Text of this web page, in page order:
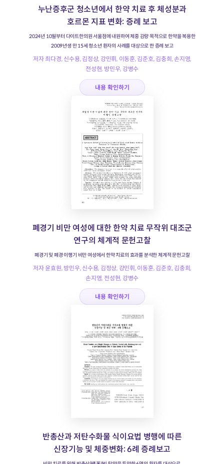
누난증후군 청소년에서 한약 치료 후 체성분과
호르몬 지표 변화: 증례 보고
2024년 10월부터 다이트한의원 서울점에 내원하여 체중 감량 목적으로 한약을 복용한
2009년생 만 15세 청소년 환자의 사례를 대상으로 한 증례 보고
저자 최다경, 신수용, 김정상, 강민휘, 이동훈, 김준호, 김충희, 손지영,
전성현, 방민우, 강병수
내용 확인하기
폐경기 비만 여성에 대한 한약 치료 무작위 대조군
연구의 체계적 문헌고찰
폐경기 및 폐경 이행기 비만 여성에서 한약 치료의 효과를 분석한 체계적 문헌고찰
저자 윤효원, 방민우, 신수용, 김정상, 강민휘, 이동훈, 김준호, 김충희,
손지영, 전성현, 강병수
내용 확인하기
반총산과 저탄수화물 식이요법 병행에 따른
신장기능 및 체중변화: 6례 증례보고